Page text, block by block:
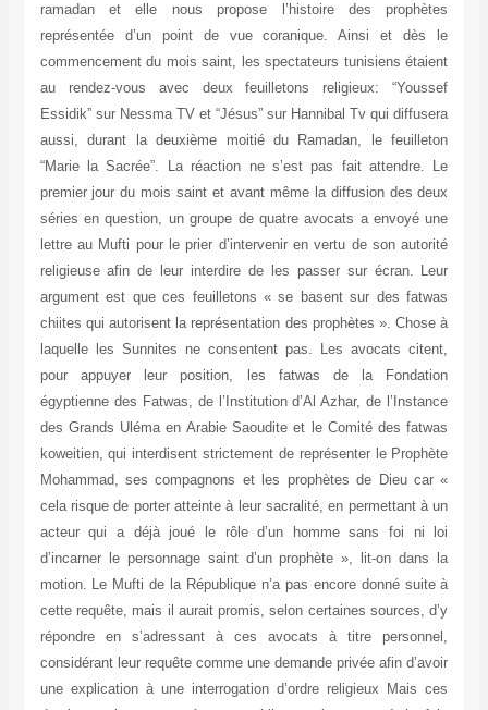
ramadan et elle nous propose l’histoire des prophètes
représentée d’un point de vue coranique. Ainsi et dès le
commencement du mois saint, les spectateurs tunisiens étaient
au rendez-vous avec deux feuilletons religieux: “Youssef
Essidik” sur Nessma TV et “Jésus” sur Hannibal Tv qui diffusera
aussi, durant la deuxième moitié du Ramadan, le feuilleton
“Marie la Sacrée”. La réaction ne s’est pas fait attendre. Le
premier jour du mois saint et avant même la diffusion des deux
séries en question, un groupe de quatre avocats a envoyé une
lettre au Mufti pour le prier d’intervenir en vertu de son autorité
religieuse afin de leur interdire de les passer sur écran. Leur
argument est que ces feuilletons « se basent sur des fatwas
chiites qui autorisent la représentation des prophètes ». Chose à
laquelle les Sunnites ne consentent pas. Les avocats citent,
pour appuyer leur position, les fatwas de la Fondation
égyptienne des Fatwas, de l’Institution d’Al Azhar, de l’Instance
des Grands Uléma en Arabie Saoudite et le Comité des fatwas
koweitien, qui interdisent strictement de représenter le Prophète
Mohammad, ses compagnons et les prophètes de Dieu car «
cela risque de porter atteinte à leur sacralité, en permettant à un
acteur qui a déjà joué le rôle d’un homme sans foi ni loi
d’incarner le personnage saint d’un prophète », lit-on dans la
motion. Le Mufti de la République n’a pas encore donné suite à
cette requête, mais il aurait promis, selon certaines sources, d’y
répondre en s’adressant à ces avocats à titre personnel,
considérant leur requête comme une demande privée afin d’avoir
une explication à une interrogation d’ordre religieux Mais ces